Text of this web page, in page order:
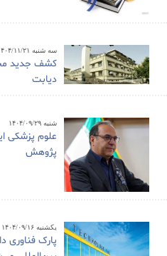
سه شنبه ۱۴۰۴/۱۱/۲۱
کشف جدید
دیابت
شنبه ۱۴۰۴/۰۹/۲۹
پژوهش
یکشنبه ۱۴۰۴/۰۹/۱۶
پارک فناوری